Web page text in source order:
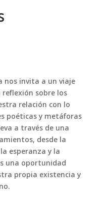
nos invita a un viaje
sobre los
relación con lo
poéticas y metáforas
a través de una
desde la
esperanza y la
una oportunidad
propia existencia y